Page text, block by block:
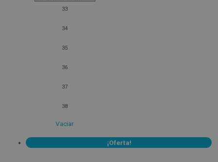
33
34
35
36
37
38
Vaciar
¡Oferta!